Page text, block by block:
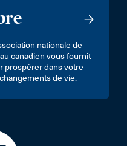
nationale de
canadien vous fournit
prospérer dans votre
de vie.